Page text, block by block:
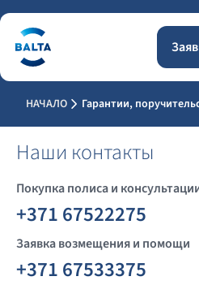
НАЧАЛО Гарантии,
Наши контакты
Покупка полиса и
+371 67522275
Заявка возмещения и помощи
+371 67533375